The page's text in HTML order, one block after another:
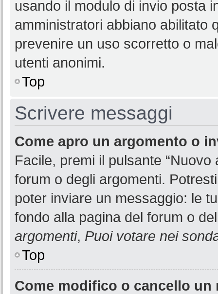
usando il modulo di invio posta
amministratori abbiano abilitato
prevenire un uso scorretto o
utenti anonimi.
Top
Scrivere messaggi
Come apro un argomento o
Facile, premi il pulsante
forum o degli argomenti.
poter inviare un messaggio: le
fondo alla pagina del forum o
argomenti, Puoi votare nei
Top
Come modifico o cancello un